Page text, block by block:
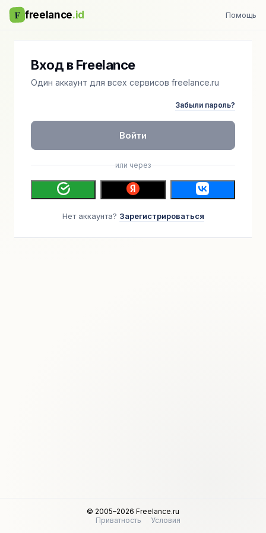
F freelance.id Помощь
Вход в Freelance
Один аккаунт для всех сервисов freelance.ru
Забыли пароль?
Войти
или через
Нет аккаунта? Зарегистрироваться
© 2005–2026 Freelance.ru
Приватность
Условия